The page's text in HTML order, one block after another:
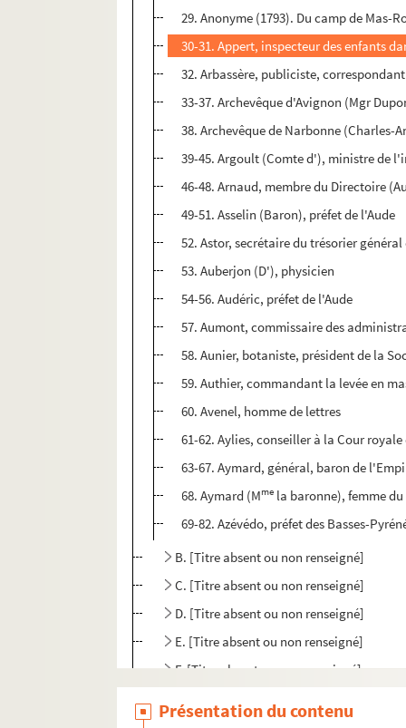
29. Anonyme (1793). Du camp de Mas-
30-31. Appert, inspecteur des enfants
32. Arbassère, publiciste,
33-37. Archevêque d'Avignon (Mgr
38. Archevêque de Narbonne (Charles-
39-45. Argoult (Comte d'), ministre de
46-48. Arnaud, membre du Directoire
49-51. Asselin (Baron), préfet de l'Aude
52. Astor, secrétaire du trésorier
53. Auberjon (D'), physicien
54-56. Audéric, préfet de l'Aude
57. Aumont, commissaire des
58. Aunier, botaniste, président de la
59. Authier, commandant la levée en
60. Avenel, homme de lettres
61-62. Aylies, conseiller à la Cour royale
63-67. Aymard, général, baron de
68. Aymard (Mme la baronne), femme
69-82. Azévédo, préfet des Basses-
B. [Titre absent ou non renseigné]
C. [Titre absent ou non renseigné]
D. [Titre absent ou non renseigné]
E. [Titre absent ou non renseigné]
F. [Titre absent ou non renseigné]
Présentation du contenu